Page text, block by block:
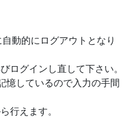
動的にログアウトとなり
ログインし直して下さい。
憶しているので入力の手間
行えます。